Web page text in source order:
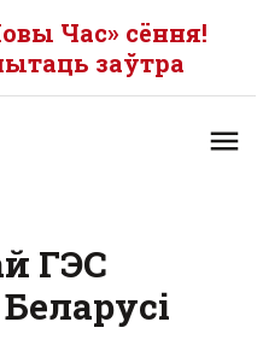
Час» сёння!
заўтра
ГЭС